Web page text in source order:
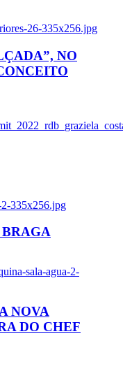
26-335x256.jpg
NO
335x256.jpg
sala-agua-2-
NOVA
DO CHEF